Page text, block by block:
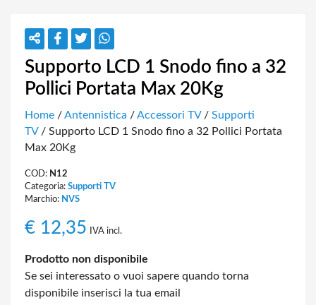
Supporto LCD 1 Snodo fino a 32
Pollici Portata Max 20Kg
Home /Antennistica /Accessori TV/ Supporti
TV/ Supporto LCD 1 Snodo fino a 32 Pollici Portata
Max 20Kg
COD: N12
Categoria: Supporti TV
Marchio: NVS
€ 12,35 IVA incl.
Prodotto non disponibile
Se sei interessato o vuoi sapere quando torna
disponibile inserisci la tua email